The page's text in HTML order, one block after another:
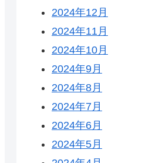
2024年12月
2024年11月
2024年10月
2024年9月
2024年8月
2024年7月
2024年6月
2024年5月